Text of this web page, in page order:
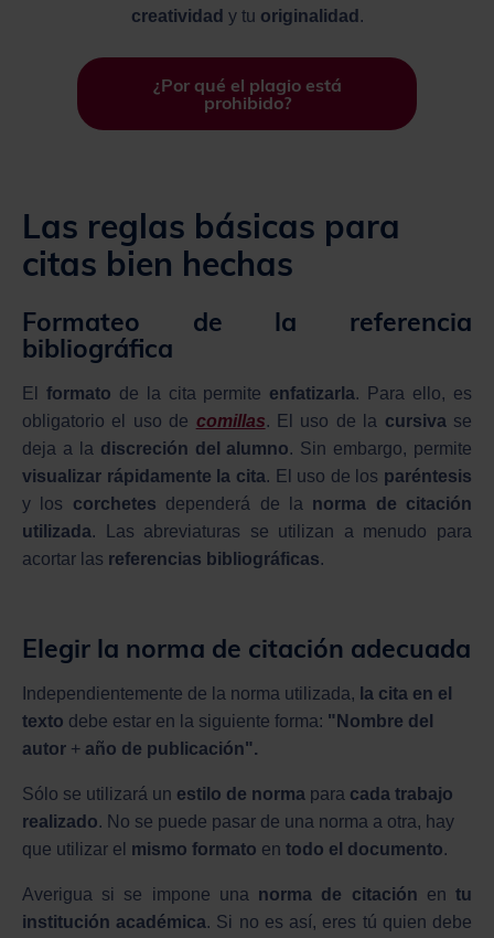
creatividad y tu originalidad .
¿Por qué el plagio está
prohibido?
Las reglas básicas para
citas bien hechas
Formateo de la referencia
bibliográfica
El formato de la cita permite enfatizarla. Para ello, es
obligatorio el uso de comillas. El uso de la cursiva se
deja a la discreción del alumno. Sin embargo, permite
visualizar rápidamente la cita. El uso de los paréntesis
y los corchetes dependerá de la norma de citación
utilizada. Las abreviaturas se utilizan a menudo para
acortar las referencias bibliográficas.
Elegir la norma de citación adecuada
Independientemente de la norma utilizada, la cita en el
texto debe estar en la siguiente forma: "Nombre del
autor + año de publicación".
Sólo se utilizará un estilo de norma para cada trabajo
realizado. No se puede pasar de una norma a otra, hay
que utilizar el mismo formato en todo el documento.
Averigua si se impone una norma de citación entu
institución académica. Si no es así, eres tú quien debe